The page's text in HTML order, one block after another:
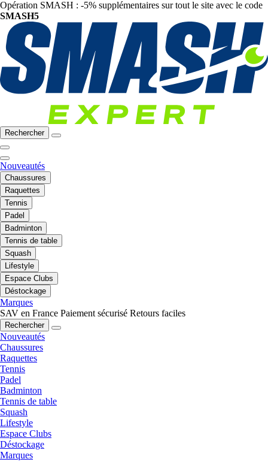
Opération SMASH : -5% supplémentaires sur tout le site avec le code
SMASH5
Rechercher
Nouveautés
Chaussures
Raquettes
Tennis
Padel
Badminton
Tennis de table
Squash
Lifestyle
Espace Clubs
Déstockage
Marques
SAV en France Paiement sécurisé Retours faciles
Rechercher
Nouveautés
Chaussures
Raquettes
Tennis
Padel
Badminton
Tennis de table
Squash
Lifestyle
Espace Clubs
Déstockage
Marques